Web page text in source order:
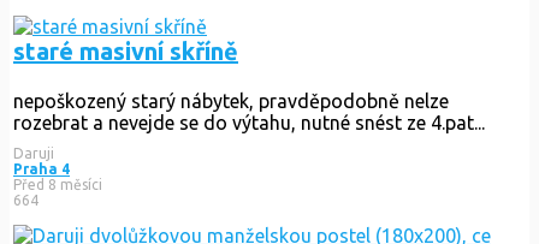
staré masivní skříně
nepoškozený starý nábytek, pravděpodobně nelze
rozebrat a nevejde se do výtahu, nutné snést ze 4.pat...
Daruji
Praha 4
Před 8 měsíci
664